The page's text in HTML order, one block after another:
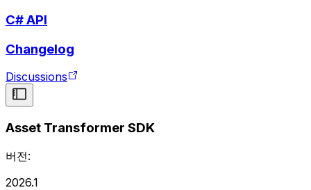
C# API
Changelog
Discussions
Asset Transformer SDK
버전:
2026.1